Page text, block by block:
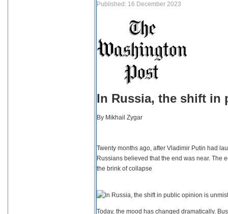
Published: 16 December 2023
In Russia, the shift in
By Mikhail Zygar
Twenty months ago, after Vladimir Putin had
Russians believed that the end was near. The
the brink of collapse
Today, the mood has changed dramatically.